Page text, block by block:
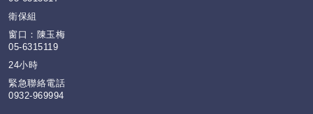
衛保組
窗口：陳玉梅
05-6315119
24小時
緊急聯絡電話
0932-969994